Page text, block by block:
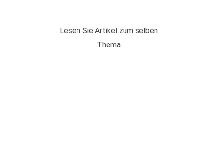
Lesen Sie Artikel zum selben
Thema